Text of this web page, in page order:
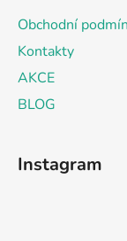
Obchodní
Kontakty
AKCE
BLOG
Instagram